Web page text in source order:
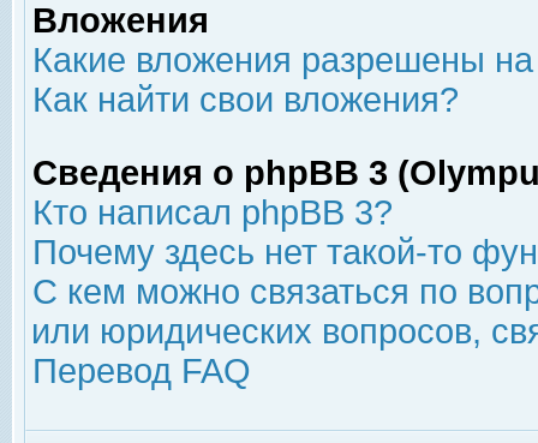
Вложения
Какие вложения разрешены
Как найти свои вложения?
Сведения о phpBB 3
Кто написал phpBB 3?
Почему здесь нет такой-то
С кем можно связаться по
или юридических вопросов,
Перевод FAQ